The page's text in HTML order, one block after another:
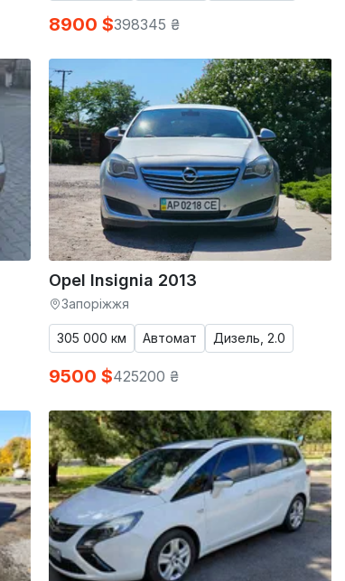
8900 $398345 ₴
Opel Insignia 2013
Запоріжжя
305 000 км Автомат Дизель, 2.0
9500 $425200 ₴